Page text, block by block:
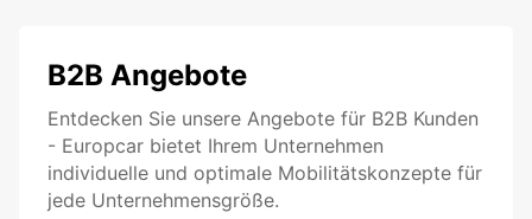
B2B Angebote
Entdecken Sie unsere Angebote für B2B Kunden
- Europcar bietet Ihrem Unternehmen
individuelle und optimale Mobilitätskonzepte für
jede Unternehmensgröße.